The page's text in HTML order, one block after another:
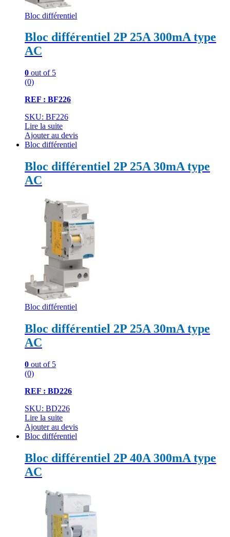
Bloc différentiel
Bloc différentiel 2P 25A 300mA type
AC
0 out of 5
(0)
REF : BF226
SKU: BF226
Lire la suite
Ajouter au devis
Bloc différentiel
Bloc différentiel 2P 25A 30mA type
AC
Bloc différentiel
Bloc différentiel 2P 25A 30mA type
AC
0 out of 5
(0)
REF : BD226
SKU: BD226
Lire la suite
Ajouter au devis
Bloc différentiel
Bloc différentiel 2P 40A 300mA type
AC